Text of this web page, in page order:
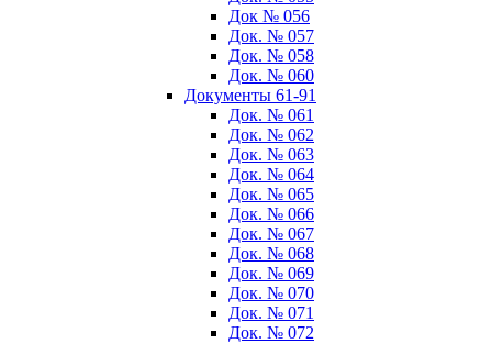
Док № 056
Док. № 057
Док. № 058
Док. № 060
Документы 61-91
Док. № 061
Док. № 062
Док. № 063
Док. № 064
Док. № 065
Док. № 066
Док. № 067
Док. № 068
Док. № 069
Док. № 070
Док. № 071
Док. № 072